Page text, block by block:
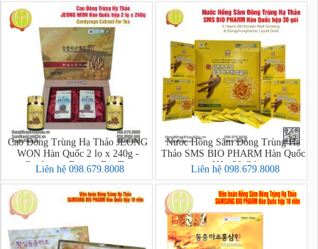
Cao Đông Trùng Hạ Thảo JEONG
WON Hàn Quốc 2 lọ x 240g -
Cordyceps Extract For Tea
Liên hệ 098.679.8008
Nước Hồng Sâm Đông Trùng Hạ
Thảo SMS BIO PHARM Hàn Quốc
- Hộp 30 Gói
Liên hệ 098.679.8008